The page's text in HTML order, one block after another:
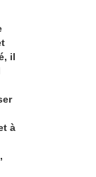
il
à